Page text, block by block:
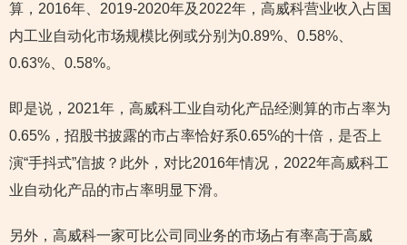
算，2016年、2019-2020年及2022年，高威科营业收入占国
内工业自动化市场规模比例或分别为0.89%、0.58%、
0.63%、0.58%。
即是说，2021年，高威科工业自动化产品经测算的市占率为
0.65%，招股书披露的市占率恰好系0.65%的十倍，是否上
演“手抖式”信披？此外，对比2016年情况，2022年高威科工
业自动化产品的市占率明显下滑。
另外，高威科一家可比公司同业务的市场占有率高于高威